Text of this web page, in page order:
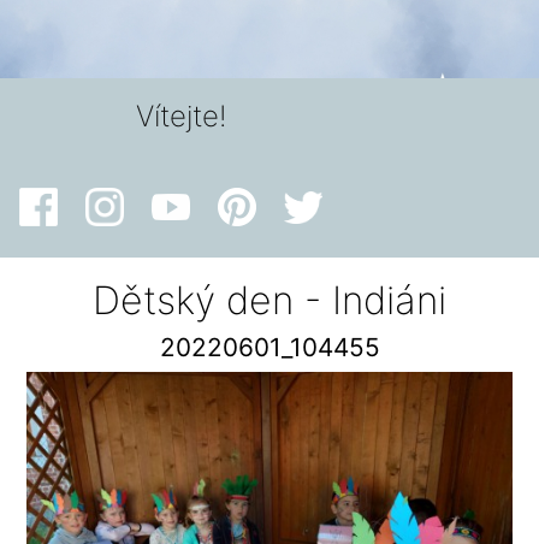
Vítejte!
Dětský den - Indiáni
20220601_104455